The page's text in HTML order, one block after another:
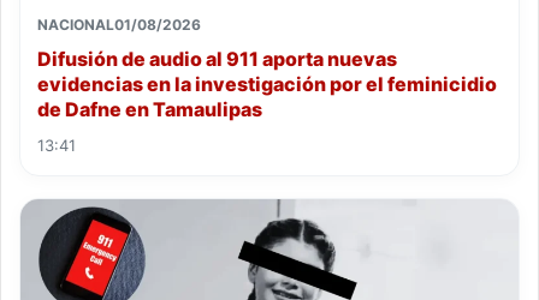
NACIONAL01/08/2026
Difusión de audio al 911 aporta nuevas
evidencias en la investigación por el feminicidio
de Dafne en Tamaulipas
13:41